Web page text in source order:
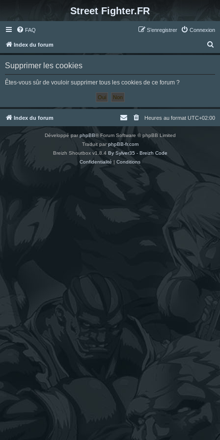
Street Fighter.FR
FAQ Connexion
S’enregistrer
Index du forum
e
h
Supprimer les cookies
Êtes-vous sûr de vouloir supprimer tous les cookies de ce forum ?
Index du forum Heures au format UTC+02:00
Développé parphpBB® Forum Software © phpBB Limited
Traduit parphpBB-fr.com
Breizh Shoutbox v1.8.4 By Sylver35 - Breizh Code
Confidentialité | Conditions